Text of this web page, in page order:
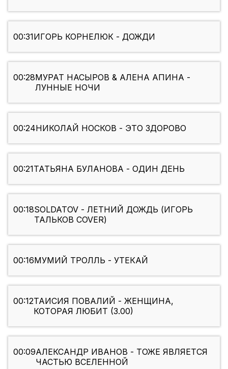
00:31ИГОРЬ КОРНЕЛЮК - ДОЖДИ
00:28МУРАТ НАСЫРОВ & АЛЕНА АПИНА -
ЛУННЫЕ НОЧИ
00:24НИКОЛАЙ НОСКОВ - ЭТО ЗДОРОВО
00:21ТАТЬЯНА БУЛАНОВА - ОДИН ДЕНЬ
00:18SOLDATOV - ЛЕТНИЙ ДОЖДЬ (ИГОРЬ
ТАЛЬКОВ COVER)
00:16МУМИЙ ТРОЛЛЬ - УТЕКАЙ
00:12ТАИСИЯ ПОВАЛИЙ - ЖЕНЩИНА,
КОТОРАЯ ЛЮБИТ (3.00)
00:09АЛЕКСАНДР ИВАНОВ - ТОЖЕ ЯВЛЯЕТСЯ
ЧАСТЬЮ ВСЕЛЕННОЙ